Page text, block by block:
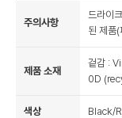
주의사항
드라이
된 제품
제품 소재
겉감 :
0D
색상 Black/